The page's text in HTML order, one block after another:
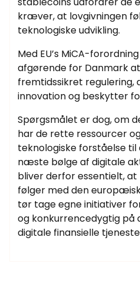
kræver, at lovgivningen
teknologiske udvikling.
Med EU’s MiCA-
afgørende for Danmark
fremtidssikret
innovation og beskytter
Spørgsmålet er dog, om
har de rette ressourcer
teknologiske forståelse
næste bølge af digitale
bliver derfor essentielt, at
følger med den
tør tage egne initiativer
og konkurrencedygtig på
digitale finansielle